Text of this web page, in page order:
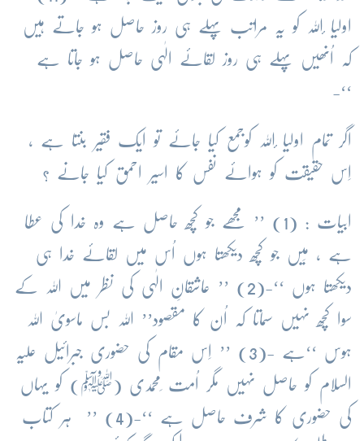
اولیا ٔاللہ کو یہ مراتب پہلے ہی روز حاصل ہو جاتے ہیں
کہ اُنھیں پہلے ہی روز لقائے الٰہی حاصل ہو جاتا ہے
‘‘-
اگر تمام اولیا ٔاللہ کوجمع کیا جائے تو ایک فقیر بنتا ہے ،
اِس حقیقت کو ہوائے نفس کا اسیر احمق کیا جانے ؟
ابیات : (1) ’’ مجھے جو کچھ حاصل ہے وہ خدا کی عطا
ہے ، مَیں جو کچھ دیکھتا ہوں اُس میں لقائے خدا ہی
دیکھتا ہوں ‘‘-(2) ’’ عاشقانِ الٰہی کی نظر میں اللہ کے
سوا کچھ نہیں سماتا کہ اُن کا مقصود’’ اللہ بس ماسویٰ اللہ
ہوس ‘‘ہے -(3) ’’ اِس مقام کی حضوری جبرائیل علیہ
السلام کو حاصل نہیں مگر اُمت ِمحمدی (ﷺ) کو یہاں
کی حضوری کا شرف حاصل ہے ‘‘-(4) ’’ ہر کتاب